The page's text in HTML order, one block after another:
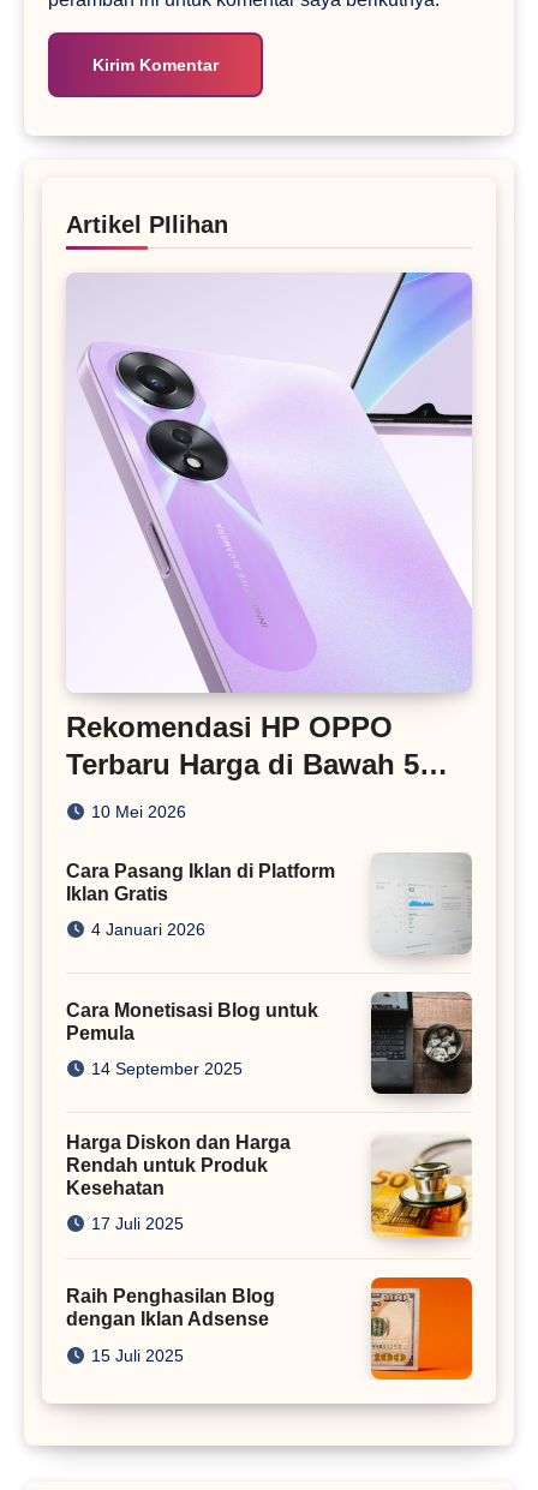
Artikel PIlihan
Rekomendasi HP OPPO
Terbaru Harga di Bawah 5
Juta
10 Mei 2026
Cara Pasang Iklan di Platform
Iklan Gratis
4 Januari 2026
Cara Monetisasi Blog untuk
Pemula
14 September 2025
Harga Diskon dan Harga
Rendah untuk Produk
Kesehatan
17 Juli 2025
Raih Penghasilan Blog
dengan Iklan Adsense
15 Juli 2025